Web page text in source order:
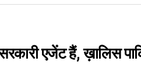
एजेंट हैं, ख़ालिस